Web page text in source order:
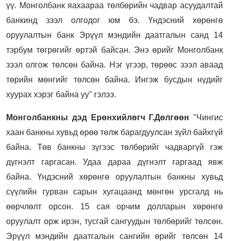
үү. Монголбанк яахаараа төлбөрийн чадвар асуудалтай
банкинд зээл олгодог юм бэ. Үндэсний хөрөнгө
оруулалтын банк Эрүүл мэндийн даатгалын санд 14
тэрбум төгрөгийг өртэй байсан. Энэ өрийг Монголбанк
зээл олгож төлсөн байна. Нэг үгээр, төрөөс зээл аваад
төрийн мөнгийг төлсөн байна. Ингэж бусдын нүдийг
хуурах хэрэг байна уу" гэлээ.
Монголбанкны дэд Ерөнхийлөгч Г.Дөлгөөн "Чингис
хаан банкны хувьд өрөө төлж барагдуулсан зүйл байхгүй
байна. Төв банкны зүгээс төлбөрийг чадваргүй гэж
дүгнэлт гаргасан. Удаа дараа дүгнэлт гаргаад явж
байна. Үндэсний хөрөнгө оруулалтын банкны хувьд
сүүлийн гурван сарын хугацаанд мөнгөн урсгалд нь
өөрчлөлт орсон. 15 сая орчим долларын хөрөнгө
оруулалт орж ирэн, тусгай сангуудын төлбөрийг төлсөн.
Эрүүл мэндийн даатгалын сангийн өрийг төлсөн 14